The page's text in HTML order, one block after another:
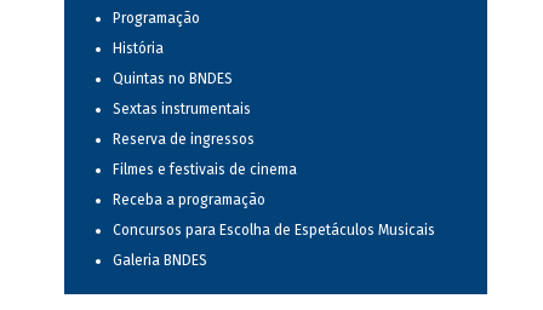
Programação
História
Quintas no BNDES
Sextas instrumentais
Reserva de ingressos
Filmes e festivais de cinema
Receba a programação
Concursos para Escolha de Espetáculos Musicais
Galeria BNDES